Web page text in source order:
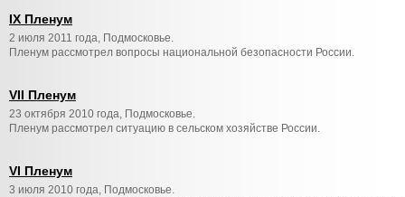
IX Пленум
2 июля 2011 года, Подмосковье.
Пленум рассмотрел вопросы национальной безопасности России.
VII Пленум
23 октября 2010 года, Подмосковье.
Пленум рассмотрел ситуацию в сельском хозяйстве России.
VI Пленум
3 июля 2010 года, Подмосковье.